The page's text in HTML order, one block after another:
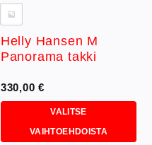
Helly Hansen M
Panorama takki
330,00€
VALITSE
VAIHTOEHDOISTA